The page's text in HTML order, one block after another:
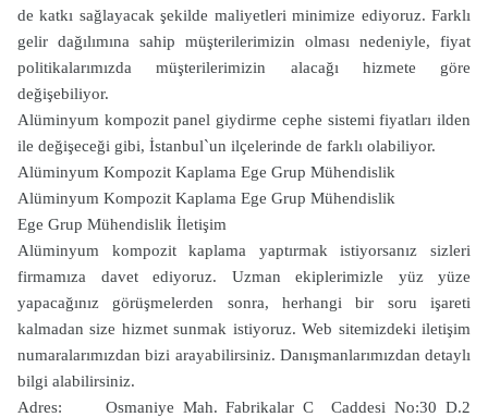
de katkı sağlayacak şekilde maliyetleri minimize ediyoruz. Farklı
gelir dağılımına sahip müşterilerimizin olması nedeniyle, fiyat
politikalarımızda müşterilerimizin alacağı hizmete göre
değişebiliyor.
Alüminyum kompozit panel giydirme cephe sistemi fiyatları ilden
ile değişeceği gibi, İstanbul`un ilçelerinde de farklı olabiliyor.
Alüminyum Kompozit Kaplama Ege Grup Mühendislik
Alüminyum Kompozit Kaplama Ege Grup Mühendislik
Ege Grup Mühendislik İletişim
Alüminyum kompozit kaplama yaptırmak istiyorsanız sizleri
firmamıza davet ediyoruz. Uzman ekiplerimizle yüz yüze
yapacağınız görüşmelerden sonra, herhangi bir soru işareti
kalmadan size hizmet sunmak istiyoruz. Web sitemizdeki iletişim
numaralarımızdan bizi arayabilirsiniz. Danışmanlarımızdan detaylı
bilgi alabilirsiniz.
Adres: Osmaniye Mah. Fabrikalar C Caddesi No:30 D.2